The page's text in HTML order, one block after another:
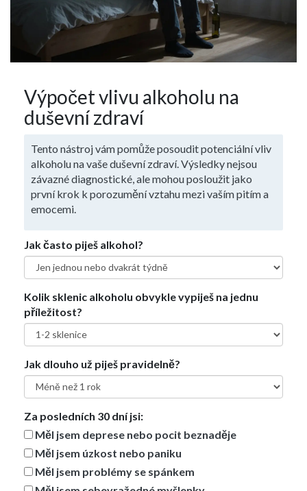
Výpočet vlivu alkoholu na
duševní zdraví
Tento nástroj vám pomůže posoudit potenciální vliv
alkoholu na vaše duševní zdraví. Výsledky nejsou
závazné diagnostické, ale mohou posloužit jako
první krok k porozumění vztahu mezi vaším pitím a
emocemi.
Jak často piješ alkohol?
Kolik sklenic alkoholu obvykle vypiješ na jednu
příležitost?
Jak dlouho už piješ pravidelně?
Za posledních 30 dní jsi:
Měl jsem deprese nebo pocit beznaděje
Měl jsem úzkost nebo paniku
Měl jsem problémy se spánkem